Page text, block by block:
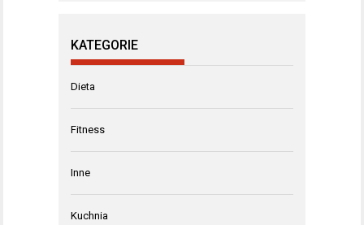
KATEGORIE
Dieta
Fitness
Inne
Kuchnia